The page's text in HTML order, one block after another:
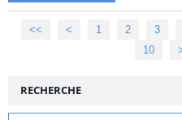
<< < 1 2 3
10
RECHERCHE